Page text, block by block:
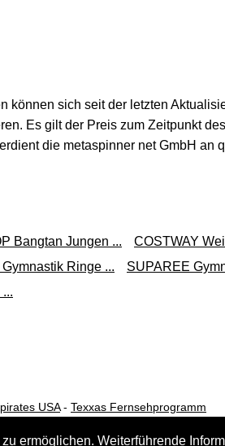
können sich seit der letzten
Es gilt der Preis zum Zeitpunkt
die metaspinner net GmbH an
Bangtan Jungen ...
COSTWAY
Ringe ...
SUPAREE
...
USA- Texxas Fernsehprogramm
ermöglichen. Weiterführende